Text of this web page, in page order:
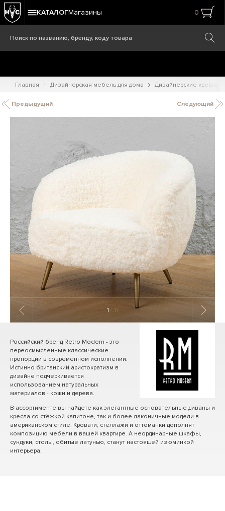
КАТАЛОГМагазины 0
Главная Дизайнерская мебель для дома Дизайнерские кресла
Предыдущий Следующий
1 / 11
Российский бренд Retro Modern - это
переосмысленные классические
пропорции в современном исполнении.
Истинно британский аристократизм в
дизайне подчеркивается
использованием натуральных
материалов - кожи и дерева.
В ассортименте вы найдете как элегантные основательные диваны и
кресла со стёжкой капитоне, так и более лаконичные модели в
американском стиле. Кровати, стеллажи и оттоманки дополнят
композицию мебели в вашей квартире. А неординарные шкафы,
сундуки, столы, обитые латунью, станут настоящей изюминкой
интерьера.